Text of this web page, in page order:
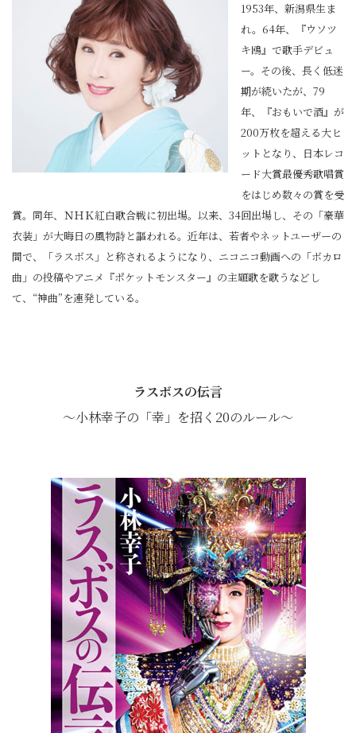
1953年、新潟県生ま
れ。64年、『ウソツ
キ鴎』で歌手デビュ
ー。その後、長く低迷
期が続いたが、79
年、『おもいで酒』が
200万枚を超える大ヒ
ットとなり、日本レコ
ード大賞最優秀歌唱賞
をはじめ数々の賞を受
賞。同年、ＮＨＫ紅白歌合戦に初出場。以来、34回出場し、その「豪華
衣装」が大晦日の風物詩と謳われる。近年は、若者やネットユーザーの
間で、「ラスボス」と称されるようになり、ニコニコ動画への「ボカロ
曲」の投稿やアニメ『ポケットモンスター』の主題歌を歌うなどし
て、“神曲”を連発している。
ラスボスの伝言
～小林幸子の「幸」を招く20のルール～